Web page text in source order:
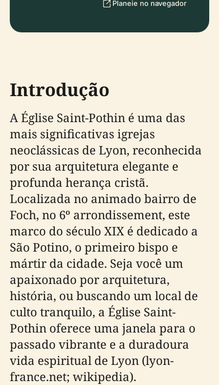
Planeie no navegador
Introdução
A Église Saint-Pothin é uma das
mais significativas igrejas
neoclássicas de Lyon, reconhecida
por sua arquitetura elegante e
profunda herança cristã.
Localizada no animado bairro de
Foch, no 6º arrondissement, este
marco do século XIX é dedicado a
São Potino, o primeiro bispo e
mártir da cidade. Seja você um
apaixonado por arquitetura,
história, ou buscando um local de
culto tranquilo, a Église Saint-
Pothin oferece uma janela para o
passado vibrante e a duradoura
vida espiritual de Lyon (lyon-
france.net; wikipedia).